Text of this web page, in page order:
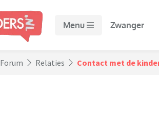
Menu Zwanger
Forum Relaties Contact met de